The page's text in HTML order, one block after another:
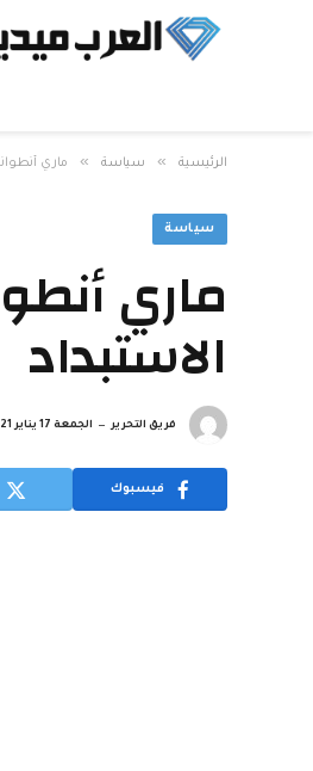
الرئيسية » سياسة » ماري
سياسة
ماري
الاستبداد
فريق التحرير الجمعة 17 يناير 6:21 م
فيسبوك